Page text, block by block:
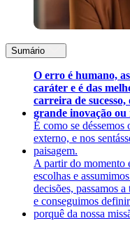
Sumário
O erro é humano,
caráter e é das
carreira de
grande inovação ou
É como se
externo, e nos
paisagem.
A partir do momento
escolhas e
decisões, passamos
e conseguimos
porquê da nossa